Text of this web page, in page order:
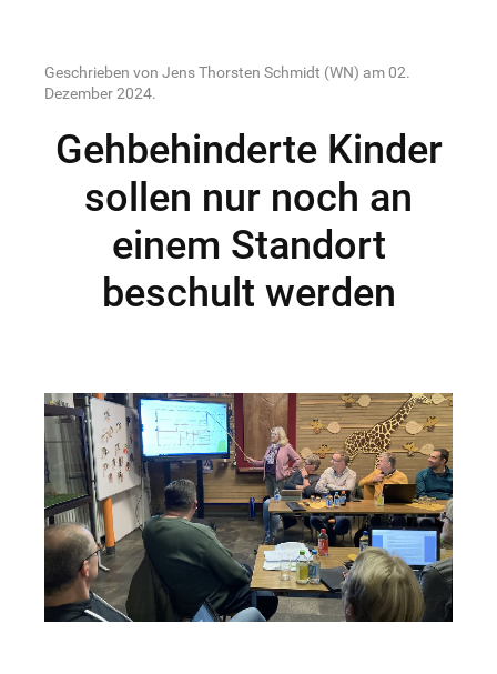
Geschrieben von Jens Thorsten Schmidt (WN) am02.
Dezember 2024.
Gehbehinderte Kinder
sollen nur noch an
einem Standort
beschult werden